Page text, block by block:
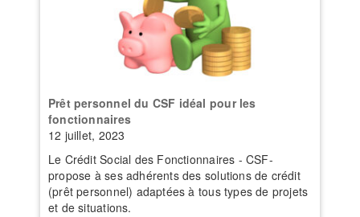
Prêt personnel du CSF idéal pour les
fonctionnaires
12 juillet, 2023
Le Crédit Social des Fonctionnaires - CSF-
propose à ses adhérents des solutions de crédit
(prêt personnel) adaptées à tous types de projets
et de situations.